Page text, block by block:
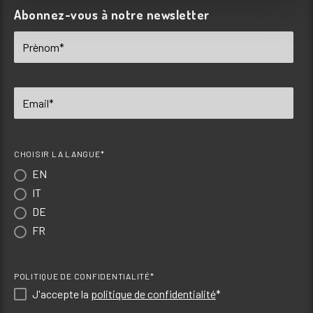
Abonnez-vous à notre newsletter
CHOISIR LA LANGUE*
EN
IT
DE
FR
POLITIQUE DE CONFIDENTIALITÉ*
J'accepte la politique de confidentialité*